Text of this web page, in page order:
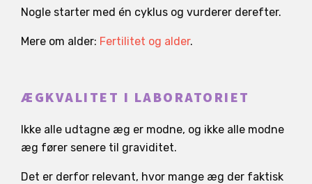
Nogle starter med én cyklus og vurderer derefter.
Mere om alder: Fertilitet og alder.
ÆGKVALITET I LABORATORIET
Ikke alle udtagne æg er modne, og ikke alle modne
æg fører senere til graviditet.
Det er derfor relevant, hvor mange æg der faktisk